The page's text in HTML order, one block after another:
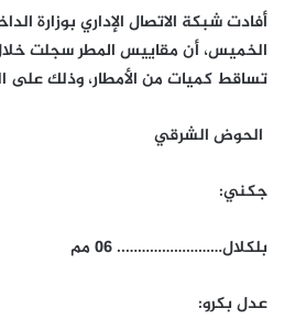
أفادت شبكة الاتصال الإداري بوزارة
تساقط كميات من الأمطار، وذلك على
الحوض الشرقي
جكني:
بلكلال…………………….. 06 مم
عدل بكرو: